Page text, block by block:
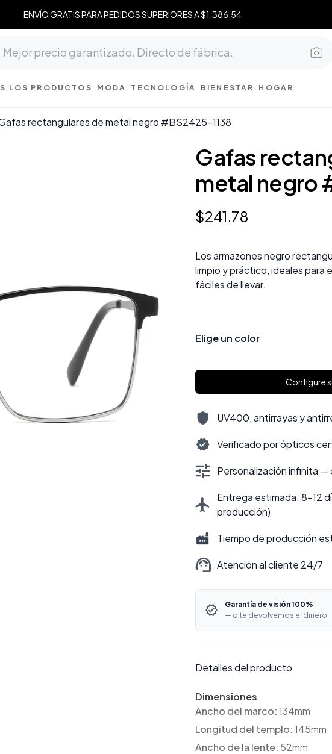
ENVÍO GRATIS PARA PEDIDOS SUPERIORES A $1,386.54
LOS PRODUCTOS MODA TECNOLOGÍA BIENESTAR HOGAR
rectangulares de metal negro #BS2425-1138
Gafas
metal negro
$241.78
Los armazones negro
limpio y práctico, ideales para
fáciles de llevar.
Elige un color
Configure
UV400, antirrayas y
Verificado por ópticos
Personalización infinita —
Entrega estimada: 8–12
producción)
Tiempo de producción
Atención al cliente 24/7
Garantía de visión 100%
— o te devolvemos el dinero.
Detalles del producto
Dimensiones
Ancho del marco:134mm
Longitud del templo:145mm
Ancho de la lente: 52mm